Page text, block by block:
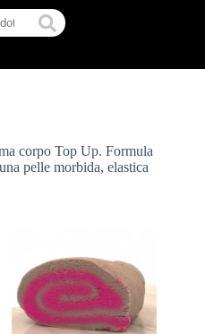
corpo Top Up. Formula
pelle morbida, elastica